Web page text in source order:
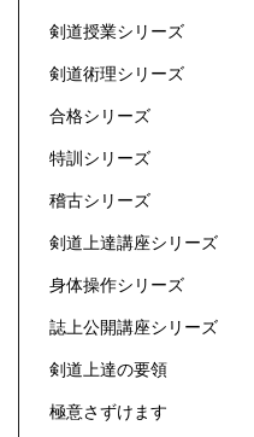
剣道授業シリーズ
剣道術理シリーズ
合格シリーズ
特訓シリーズ
稽古シリーズ
剣道上達講座シリーズ
身体操作シリーズ
誌上公開講座シリーズ
剣道上達の要領
極意さずけます